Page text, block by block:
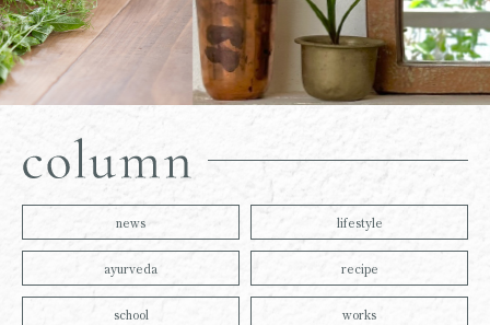
news lifestyle
ayurveda recipe
school works